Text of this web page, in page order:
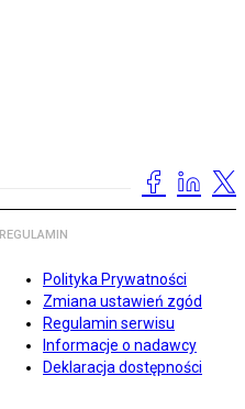
REGULAMIN
Polityka Prywatności
Zmiana ustawień zgód
Regulamin serwisu
Informacje o nadawcy
Deklaracja dostępności